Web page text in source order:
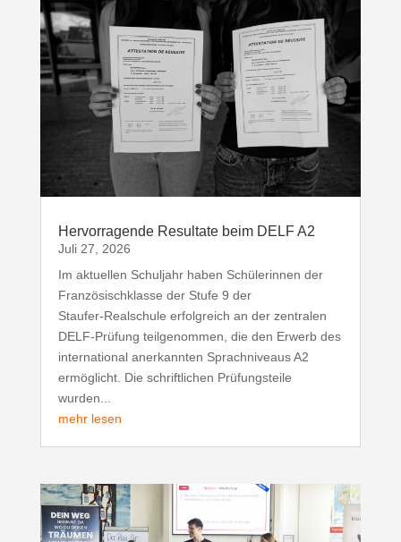
Hervorragende Resultate beim DELF A2
Juli 27, 2026
Im aktuellen Schuljahr haben Schülerinnen der
Französischklasse der Stufe 9 der
Staufer‑Realschule erfolgreich an der zentralen
DELF‑Prüfung teilgenommen, die den Erwerb des
international anerkannten Sprachniveaus A2
ermöglicht. Die schriftlichen Prüfungsteile
wurden...
mehr lesen